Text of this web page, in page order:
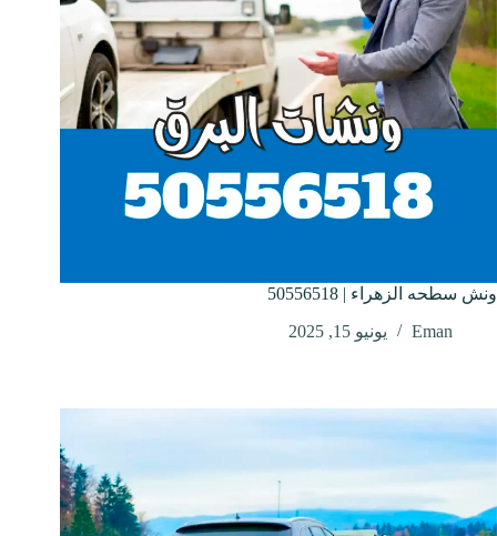
ونش سطحه الزهراء | 50556518
Eman
يونيو 15, 2025